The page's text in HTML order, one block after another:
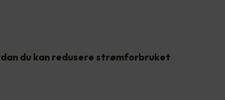
du kan redusere strømforbruket